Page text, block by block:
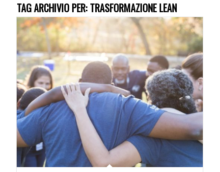
TAG ARCHIVIO PER: TRASFORMAZIONE LEAN